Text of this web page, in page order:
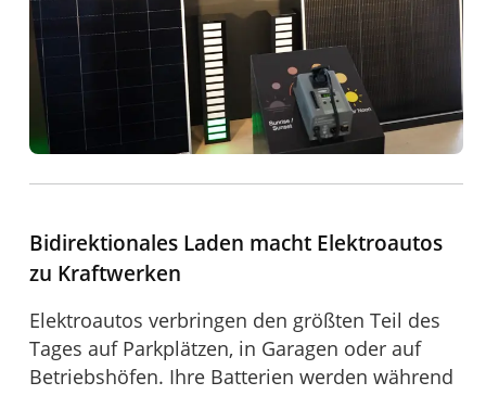
Bidirektionales Laden macht Elektroautos
zu Kraftwerken
Elektroautos verbringen den größten Teil des
Tages auf Parkplätzen, in Garagen oder auf
Betriebshöfen. Ihre Batterien werden während